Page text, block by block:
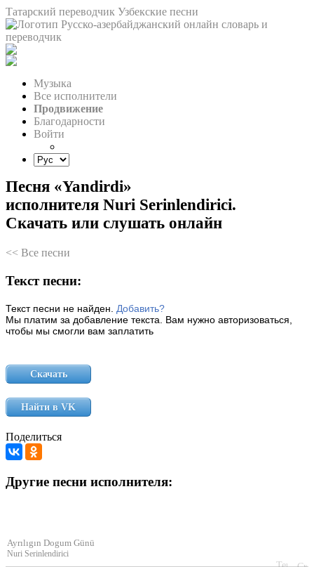
Татарский переводчик Узбекские песни
Музыка
Все исполнители
Продвижение
Благодарности
Войти
Песня «Yandirdi»
исполнителя Nuri Serinlendirici.
Скачать или слушать онлайн
<< Все песни
Текст песни:
Текст песни не найден. Добавить?
Мы платим за добавление текста. Вам нужно авторизоваться,
чтобы мы смогли вам заплатить
Скачать
Найти в VK
Поделиться
Другие песни исполнителя:
Ayrılıgın Dogum Günü
Nuri Serinlendirici